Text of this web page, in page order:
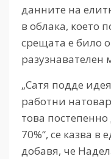
данните на
в облака, което
срещата е било
разузнавателен
„Сатя подде
работни
това
70%“, се казва в
добавя, че